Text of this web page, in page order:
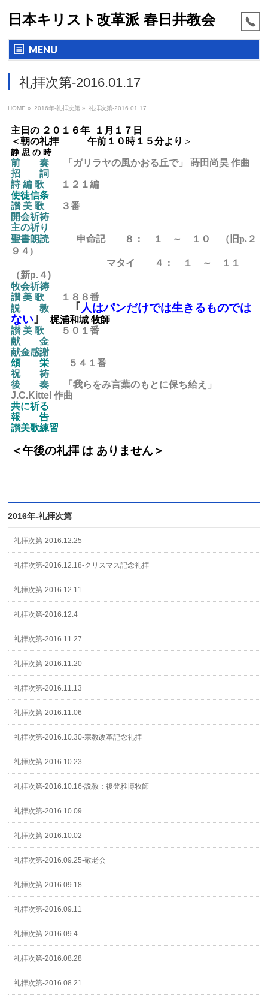
日本キリスト改革派 春日井教会
MENU
礼拝次第-2016.01.17
HOME » 2016年-礼拝次第 » 礼拝次第-2016.01.17
主日の ２０１６年 １月１７日
＜朝の礼拝 午前１０時１５分より ＞
静 思 の 時
前 奏
「ガリラヤの風かおる丘で」 蒔田尚昊 作曲
招 詞
詩 編 歌
１２１編
使徒信条
讃 美 歌
３番
開会祈祷
主の祈り
聖書朗読
申命記 ８： １ ～ １０
（旧p.２
９４)
マタイ
４： １ ～ １１
（新p.４)
牧会祈祷
讃 美 歌 １８８番
説 教
｢ 人はパンだけでは生きるものでは
ない ｣
梶浦和城 牧師
讃 美 歌
５０１番
献 金
献金感謝
頌 栄
５４１番
祝 祷
後
奏
「我らをみ言葉のもとに保ち給え」
J.C.Kittel 作曲
共に祈る
報 告
讃美歌練習
＜午後の礼拝 は ありません＞
2016年-礼拝次第
礼拝次第-2016.12.25
礼拝次第-2016.12.18-クリスマス記念礼拝
礼拝次第-2016.12.11
礼拝次第-2016.12.4
礼拝次第-2016.11.27
礼拝次第-2016.11.20
礼拝次第-2016.11.13
礼拝次第-2016.11.06
礼拝次第-2016.10.30-宗教改革記念礼拝
礼拝次第-2016.10.23
礼拝次第-2016.10.16-説教：後登雅博牧師
礼拝次第-2016.10.09
礼拝次第-2016.10.02
礼拝次第-2016.09.25-敬老会
礼拝次第-2016.09.18
礼拝次第-2016.09.11
礼拝次第-2016.09.4
礼拝次第-2016.08.28
礼拝次第-2016.08.21